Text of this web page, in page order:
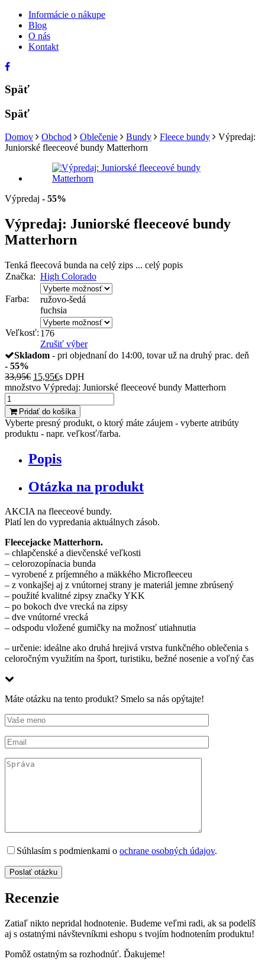
Informácie o nákupe
Blog
O nás
Kontakt
Späť
Späť
Domov Obchod Oblečenie Bundy Fleece bundy
Výpredaj:
Juniorské fleeceové bundy Matterhorn
Výpredaj - 55%
Výpredaj: Juniorské fleeceové bundy
Matterhorn
Tenká fleecová bunda na celý zips ... celý popis
Značka: High Colorado
Farba:
ružovo-šedá
fuchsia
Veľkosť: 176
Zrušiť výber
Skladom - pri objednaní do 14:00, tovar už na druhý prac. deň
- 55%
33,95€ 15,95€s DPH
množstvo Výpredaj: Juniorské fleeceové bundy Matterhorn
Pridať do košíka
Vyberte presný produkt, o ktorý máte záujem - vyberte atribúty
produktu - napr. veľkosť/farba.
Popis
Otázka na produkt
AKCIA na fleeceové bundy.
Platí len do vypredania aktuálnych zásob.
Fleecejacke Matterhorn.
– chlapčenské a dievčenské veľkosti
– celorozopínacia bunda
– vyrobené z príjemného a mäkkého Microfleeceu
– z vonkajšej aj z vnútornej strany je materiál jemne zbrúsený
– použité kvalitné zipsy značky YKK
– po bokoch dve vrecká na zipsy
– dve vnútorné vrecká
– odspodu vložené gumičky na možnosť utiahnutia
– určenie: ideálne ako druhá hrejivá vrstva funkčného oblečenia s
celoročným využitím na šport, turistiku, bežné nosenie a voľný čas
Máte otázku na tento produkt? Smelo sa nás opýtajte!
Súhlasím s podmienkami o ochrane osobných údajov.
Recenzie
Zatiaľ nikto nepridal hodnotenie. Budeme veľmi radi, ak sa podelíš
aj s ostatnými návštevníkmi eshopu s tvojím hodnotením produktu!
Pomôž ostatným sa rozhodnúť. Ďakujeme!